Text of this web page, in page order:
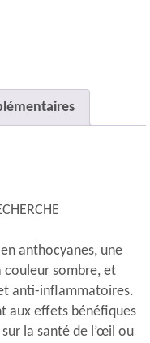
anthocyanes, une
couleur sombre, et
anti-inflammatoires.
aux effets bénéfiques
la santé de l’œil ou